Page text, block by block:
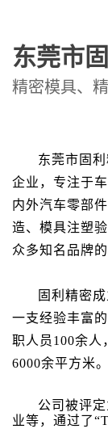
东莞市
精密模具、
东莞市固
企业，专注于
内外汽车零部
造、模具注塑
众多知名品牌
固利精密
一支经验丰富
职人员 100余人
6000余平方米。
公司被评
业等，通过了“